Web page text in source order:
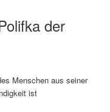
der
Menschen aus seiner
ist